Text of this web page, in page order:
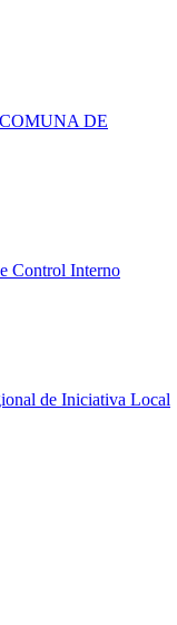
DE
Control Interno
de Iniciativa Local